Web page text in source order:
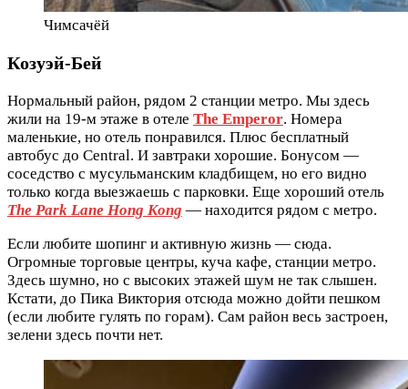
Чимсачёй
Козуэй-Бей
Нормальный район, рядом 2 станции метро. Мы здесь
жили на 19-м этаже в отеле The Emperor. Номера
маленькие, но отель понравился. Плюс бесплатный
автобус до Central. И завтраки хорошие. Бонусом —
соседство с мусульманским кладбищем, но его видно
только когда выезжаешь с парковки. Еще хороший отель
The Park Lane Hong Kong — находится рядом с метро.
Если любите шопинг и активную жизнь — сюда.
Огромные торговые центры, куча кафе, станции метро.
Здесь шумно, но с высоких этажей шум не так слышен.
Кстати, до Пика Виктория отсюда можно дойти пешком
(если любите гулять по горам). Сам район весь застроен,
зелени здесь почти нет.